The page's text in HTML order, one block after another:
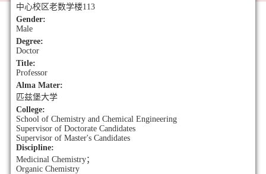
中心校区老数学楼113
Gender:
Male
Degree:
Doctor
Title:
Professor
Alma Mater:
匹兹堡大学
College:
School of Chemistry and Chemical Engineering
Supervisor of Doctorate Candidates
Supervisor of Master's Candidates
Discipline:
Medicinal Chemistry；
Organic Chemistry